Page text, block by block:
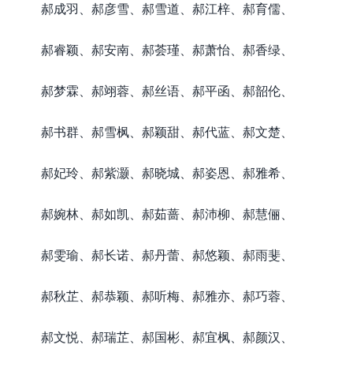
郝成羽、郝彦雪、郝雪道、郝江梓、郝育儒、
郝睿颖、郝安南、郝荟瑾、郝萧怡、郝香绿、
郝梦霖、郝翊蓉、郝丝语、郝平函、郝韶伦、
郝书群、郝雪枫、郝颖甜、郝代蓝、郝文楚、
郝妃玲、郝紫灏、郝晓城、郝姿恩、郝雅希、
郝婉林、郝如凯、郝茹蔷、郝沛柳、郝慧俪、
郝雯瑜、郝长诺、郝丹蕾、郝悠颖、郝雨斐、
郝秋芷、郝恭颖、郝听梅、郝雅亦、郝巧蓉、
郝文悦、郝瑞芷、郝国彬、郝宜枫、郝颜汉、